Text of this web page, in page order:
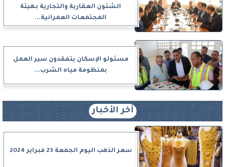
الشئون العقارية والتجارية بهيئة
المجتمعات العمرانية...
مسئولو الإسكان يتفقدون سير العمل
بمنظومة مياه الشرب...
آخر الأخبار
سعر الذهب اليوم الجمعة 23 فبراير 2024